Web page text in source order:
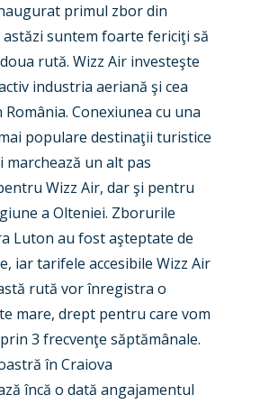
primul zbor din
astăzi suntem foarte fericiţi să
rută. Wizz Air investeşte
industria aeriană şi cea
Conexiunea cu una
populare destinaţii turistice
marchează un alt pas
Wizz Air, dar şi pentru
a Olteniei. Zborurile
Luton au fost aşteptate de
iar tarifele accesibile Wizz Air
rută vor înregistra o
mare, drept pentru care vom
3 frecvenţe săptămânale.
în Craiova
încă o dată angajamentul
Industry
Accidents / Incidents
Airshows
Dubai 2025
Paris 2025
Farnborough 2024
Paris 2023
Farnborough 2022
Paris 2019
Business Jets
Military
Trip Reports
Marketplace
Jobs
Contact